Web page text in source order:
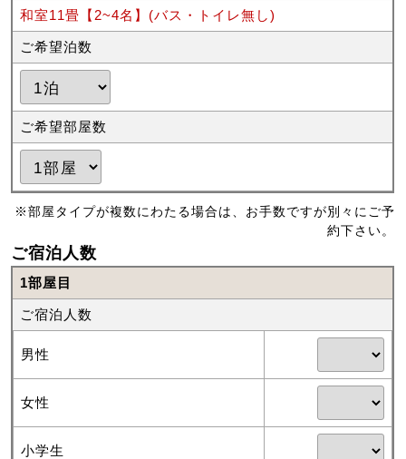
和室11畳【2~4名】(バス・トイレ無し)
ご希望泊数
ご希望部屋数
※部屋タイプが複数にわたる場合は、お手数ですが別々にご予
約下さい。
ご宿泊人数
1部屋目
ご宿泊人数
男性
女性
小学生